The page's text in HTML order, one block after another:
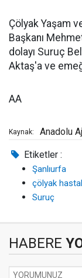
Çölyak Yaşam
Başkanı
dolayı Suruç
Aktaş'a ve
AA
Kaynak: Anadolu
Etiketler :
Şanlıurfa
çölyak
Suruç
HABERE